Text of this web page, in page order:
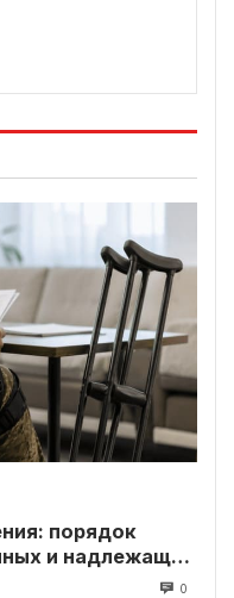
порядок
и надлежащие
0